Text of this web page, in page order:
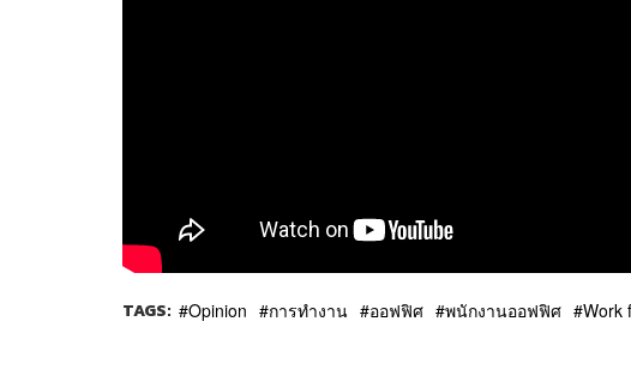
TAGS: Opinion การทำงาน ออฟฟิศ พนักงานออฟฟิศ Work